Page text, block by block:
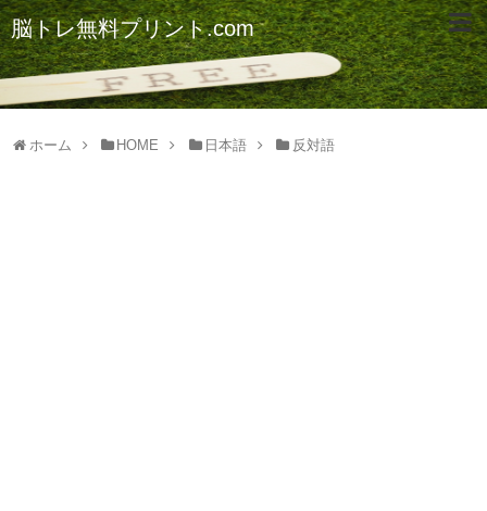
脳トレ無料プリント.com
ホーム HOME 日本語 反対語